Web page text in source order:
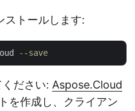
ストールします:
--save
ださい: Aspose.Cloud
を作成し、クライアン